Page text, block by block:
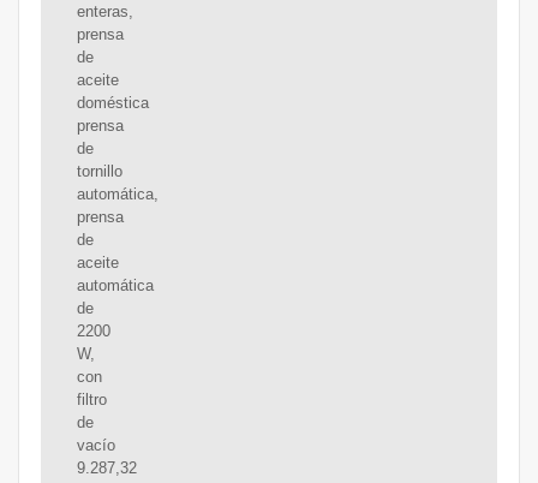
enteras,
prensa
de
aceite
doméstica
prensa
de
tornillo
automática,
prensa
de
aceite
automática
de
2200
W,
con
filtro
de
vacío
9.287,32